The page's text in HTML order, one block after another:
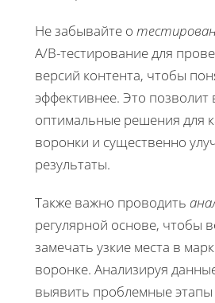
Не забывайте о
A/B-тестирование для
версий контента, чтобы
эффективнее. Это
оптимальные решения для
воронки и существенно
результаты.
Также важно проводить
регулярной основе, чтобы
замечать узкие места в
воронке. Анализируя
выявить проблемные этапы